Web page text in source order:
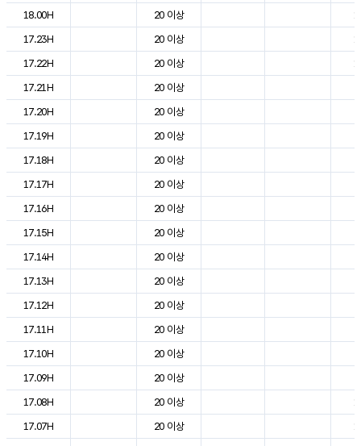
18.00H
20 이상
17.23H
20 이상
17.22H
20 이상
17.21H
20 이상
17.20H
20 이상
17.19H
20 이상
17.18H
20 이상
17.17H
20 이상
17.16H
20 이상
17.15H
20 이상
17.14H
20 이상
17.13H
20 이상
17.12H
20 이상
17.11H
20 이상
17.10H
20 이상
17.09H
20 이상
17.08H
20 이상
17.07H
20 이상